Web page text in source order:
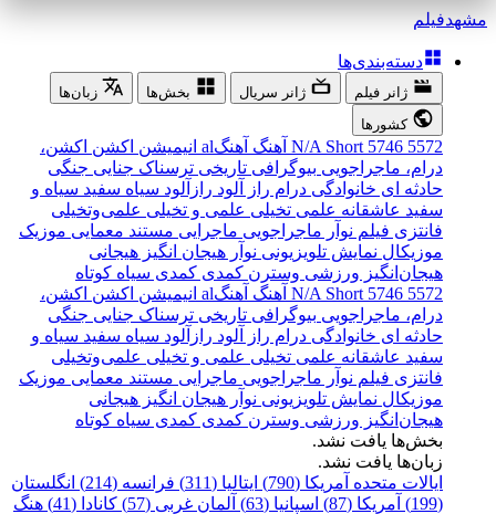
مشهدفیلم
دسته‌بندی‌ها
ژانر فیلم ژانر سریال بخش‌ها
زبان‌ها
کشورها
5572
5746
N/A Short آهنگ آهنگal انیمیشن اکشن اکشن،
درام، ماجراجویی بیوگرافی تاریخی ترسناک جنایی جنگی
حادثه ای خانوادگی درام راز آلود رازآلود سیاه سفید سیاه و
سفید عاشقانه علمی تخیلی علمی و تخیلی علمی‌و‌تخیلی
فانتزی فیلم نوآر ماجراجویی ماجرایی مستند معمایی موزیک
موزیکال نمایش تلویزیونی نوآر هیجان انگیز هیجانی
هیجان‌انگیز ورزشی وسترن کمدی کمدی سیاه کوتاه
5572
5746
N/A Short آهنگ آهنگal انیمیشن اکشن اکشن،
درام، ماجراجویی بیوگرافی تاریخی ترسناک جنایی جنگی
حادثه ای خانوادگی درام راز آلود رازآلود سیاه سفید سیاه و
سفید عاشقانه علمی تخیلی علمی و تخیلی علمی‌و‌تخیلی
فانتزی فیلم نوآر ماجراجویی ماجرایی مستند معمایی موزیک
موزیکال نمایش تلویزیونی نوآر هیجان انگیز هیجانی
هیجان‌انگیز ورزشی وسترن کمدی کمدی سیاه کوتاه
بخش‌ها یافت نشد.
زبان‌ها یافت نشد.
ایالات متحده آمریکا (790)
ایتالیا (311) فرانسه (214)
انگلستان
(199)
آمریکا (87) اسپانیا (63) آلمان غربی (57) کانادا (41)
هنگ